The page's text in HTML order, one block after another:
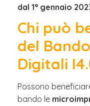
dal 1° gennaio
Chi può
del
Digitali
Possono
bando le